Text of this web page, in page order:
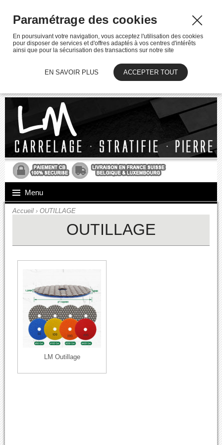
Menu
Accueil › OUTILLAGE
OUTILLAGE
LM Outillage
Paramétrage des cookies
En poursuivant votre navigation, vous acceptez l'utilisation des cookies
pour disposer de services et d'offres adaptés à vos centres d'intérêts
ainsi que pour la sécurisation des transactions sur notre site
EN SAVOIR PLUS ACCEPTER TOUT